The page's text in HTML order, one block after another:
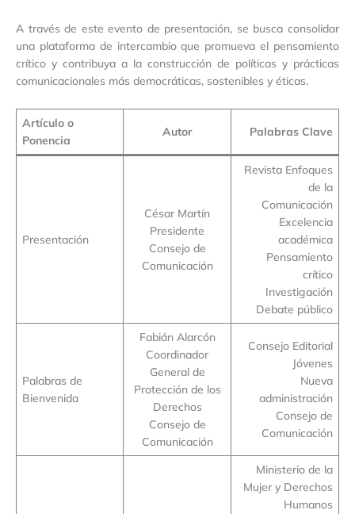
A través de este evento de presentación, se busca consolidar
una plataforma de intercambio que promueva el pensamiento
crítico y contribuya a la construcción de políticas y prácticas
comunicacionales más democráticas, sostenibles y éticas.
Artículo o
Ponencia
Autor Palabras Clave
Presentación
César Martín
Presidente
Consejo de
Comunicación
Revista Enfoques
de la
Comunicación
Excelencia
académica
Pensamiento
crítico
Investigación
Debate público
Palabras de
Bienvenida
Fabián Alarcón
Coordinador
General de
Protección de los
Derechos
Consejo de
Comunicación
Consejo Editorial
Jóvenes
Nueva
administración
Consejo de
Comunicación
Ministerio de la
Mujer y Derechos
Humanos